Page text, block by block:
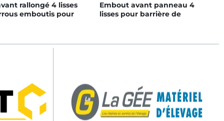
rallongé 4 lisses
emboutis pour
Embout avant panneau 4
lisses pour barrière de